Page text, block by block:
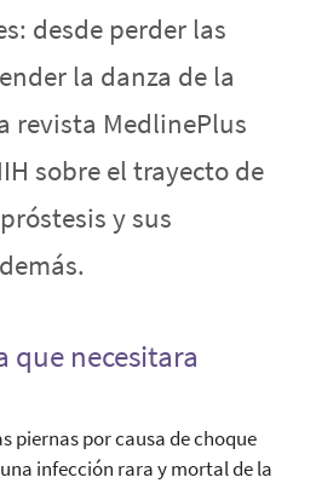
desde perder las
la danza de la
revista MedlinePlus
sobre el trayecto de
y sus
que necesitara
piernas por causa de choque
infección rara y mortal de la